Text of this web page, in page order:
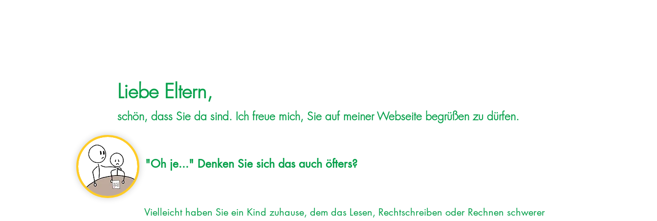
Liebe Eltern,
schön, dass Sie da sind. Ich freue mich, Sie auf meiner Webseite begrüßen zu dürfen.
"Oh je..." Denken Sie sich das auch öfters?
Vielleicht haben Sie ein Kind zuhause, dem das Lesen, Rechtschreiben oder Rechnen schwerer